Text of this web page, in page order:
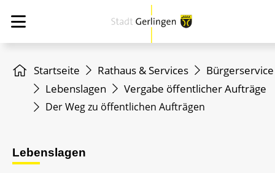
Startseite Rathaus & Services
Bürgerservice
Lebenslagen
Vergabe öffentlicher Aufträge
Der Weg zu öffentlichen Aufträgen
Lebenslagen